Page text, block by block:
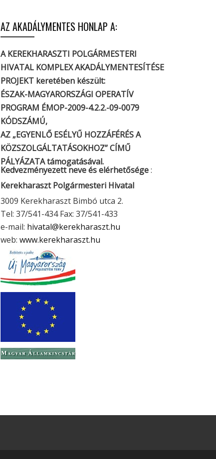
AZ AKADÁLYMENTES HONLAP A:
A KEREKHARASZTI POLGÁRMESTERI
HIVATAL KOMPLEX AKADÁLYMENTESÍTÉSE
PROJEKT keretében készült:
ÉSZAK-MAGYARORSZÁGI OPERATÍV
PROGRAM ÉMOP-2009-4.2.2.-09-0079
KÓDSZÁMÚ,
AZ „EGYENLŐ ESÉLYŰ HOZZÁFÉRÉS A
KÖZSZOLGÁLTATÁSOKHOZ” CÍMŰ
PÁLYÁZATA támogatásával.
Kedvezményezett neve és elérhetősége:
Kerekharaszt Polgármesteri Hivatal
3009 Kerekharaszt Bimbó utca 2.
Tel: 37/541-434 Fax: 37/541-433
e-mail: hivatal@kerekharaszt.hu
web: www.kerekharaszt.hu